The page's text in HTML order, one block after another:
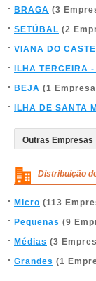
BRAGA (3
SETÚBAL (2
VIANA DO
ILHA TERCEIRA
BEJA (1
ILHA DE SANTA
Distribuição
Micro (113
Pequenas (9
Médias (3
Grandes (1